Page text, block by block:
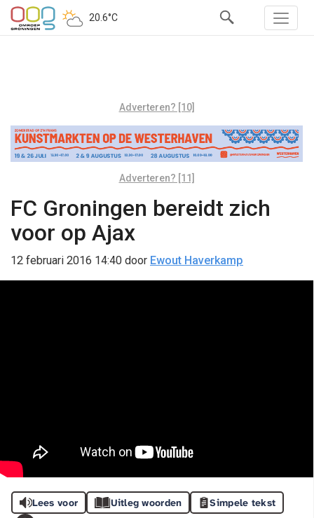
20.6°C
Adverteren? [10]
Adverteren? [11]
FC Groningen bereidt zich
voor op Ajax
12 februari 2016 14:40 door Ewout Haverkamp
Lees voor Uitleg woorden Simpele tekst